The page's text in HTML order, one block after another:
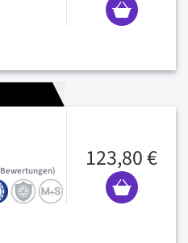
Bewertungen 123,80 €